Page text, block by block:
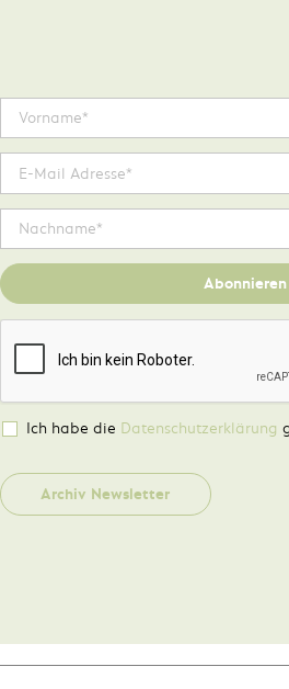
Abonnieren
Ich habe die Datenschutzerklärung
Archiv Newsletter